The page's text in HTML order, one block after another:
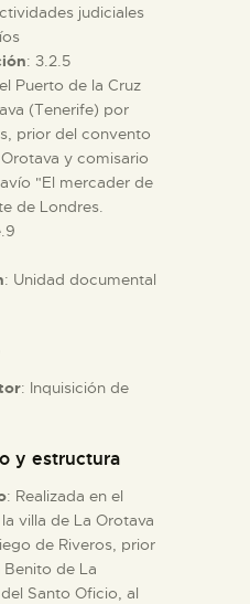
judiciales
: 3.2.5
Puerto de la Cruz
(Tenerife) por
prior del convento
y comisario
"El mercader de
de Londres.
: Unidad documental
: Inquisición de
y estructura
: Realizada en el
villa de La Orotava
de Riveros, prior
de La
Santo Oficio, al